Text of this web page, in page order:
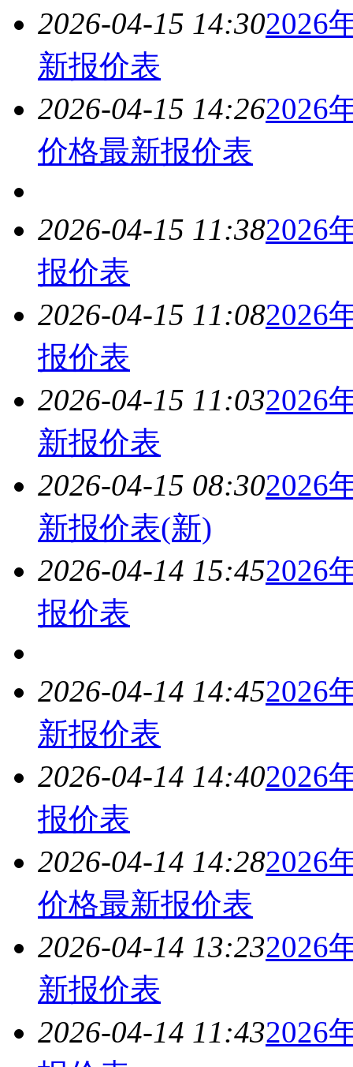
2026-04-15 14:302026
新报价表
2026-04-15 14:262026
价格最新报价表
2026-04-15 11:382026
报价表
2026-04-15 11:082026
报价表
2026-04-15 11:032026
新报价表
2026-04-15 08:302026
新报价表(新)
2026-04-14 15:452026
报价表
2026-04-14 14:452026
新报价表
2026-04-14 14:402026
报价表
2026-04-14 14:282026
价格最新报价表
2026-04-14 13:232026
新报价表
2026-04-14 11:432026